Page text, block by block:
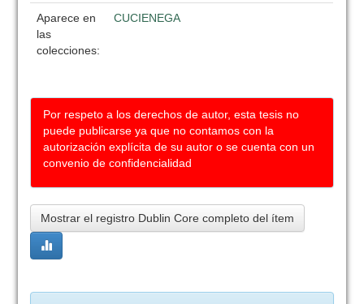
Aparece en
las
colecciones:
CUCIENEGA
Por respeto a los derechos de autor, esta tesis no
puede publicarse ya que no contamos con la
autorización explícita de su autor o se cuenta con un
convenio de confidencialidad
Mostrar el registro Dublin Core completo del ítem